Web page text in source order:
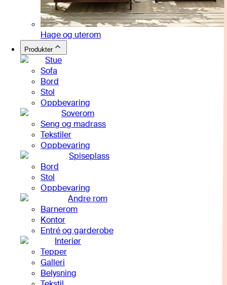
Hage og uterom
Produkter
Stue
Sofa
Bord
Stol
Oppbevaring
Soverom
Seng og madrass
Tekstiler
Oppbevaring
Spiseplass
Bord
Stol
Oppbevaring
Andre rom
Barnerom
Kontor
Entré og garderobe
Interiør
Tepper
Galleri
Belysning